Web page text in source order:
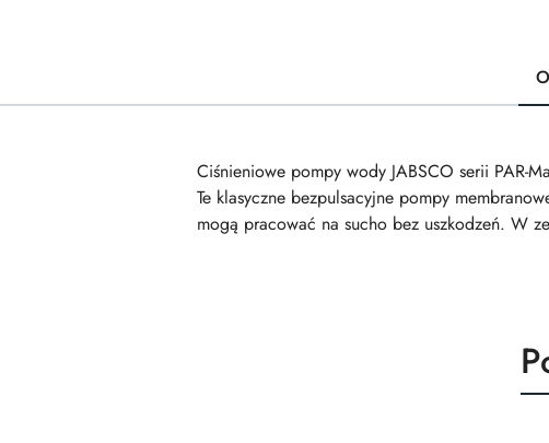
Ciśnieniowe pompy wody JABSCO serii PAR-
Te klasyczne bezpulsacyjne pompy
mogą pracować na sucho bez uszkodzeń. W
o